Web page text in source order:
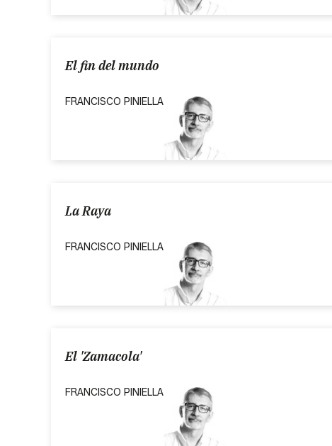
El fin del mundo
FRANCISCO PINIELLA
La Raya
FRANCISCO PINIELLA
El 'Zamacola'
FRANCISCO PINIELLA